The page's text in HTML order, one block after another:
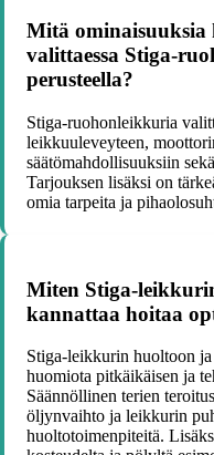
Mitä
valittaessa Stiga-
perusteella?
Stiga-ruohonleikkuria
leikkuuleveyteen,
säätömahdollisuuksiin
Tarjouksen lisäksi on
omia tarpeita ja
Miten Stiga-
kannattaa hoitaa
Stiga-leikkurin huoltoon
huomiota pitkäikäisen ja
Säännöllinen terien
öljynvaihto ja leikkurin
huoltotoimenpiteitä.